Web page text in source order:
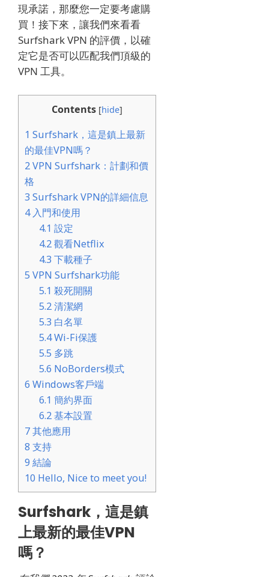
現承諾，那麼您一定要考慮購
買！接下來，讓我們來看看
Surfshark VPN 的評價，以確
定它是否可以匹配我們頂級的
VPN 工具。
Contents [hide]
1 Surfshark，這是鎮上最新
的最佳VPN嗎？
2VPN Surfshark：計劃和價
格
3 Surfshark VPN的詳細信息
4入門和使用
4.1 設定
4.2觀看Netflix
4.3 下載種子
5 VPN Surfshark功能
5.1 殺死開關
5.2清潔網
5.3 白名單
5.4Wi-Fi保護
5.5 多跳
5.6 NoBorders模式
6 Windows客戶端
6.1 簡約界面
6.2基本設置
7其他應用
8 支持
9 結論
10 Hello, Nice to meet you!
Surfshark，這是鎮
上最新的最佳VPN
嗎？